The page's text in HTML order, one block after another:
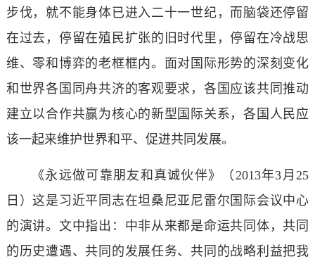
步伐，就不能身体已进入二十一世纪，而脑袋还停留
在过去，停留在殖民扩张的旧时代里，停留在冷战思
维、零和博弈的老框框内。面对国际形势的深刻变化
和世界各国同舟共济的客观要求，各国应该共同推动
建立以合作共赢为核心的新型国际关系，各国人民应
该一起来维护世界和平、促进共同发展。
《永远做可靠朋友和真诚伙伴》（2013年3月25
日）这是习近平同志在坦桑尼亚尼雷尔国际会议中心
的演讲。文中指出：中非从来都是命运共同体，共同
的历史遭遇、共同的发展任务、共同的战略利益把我